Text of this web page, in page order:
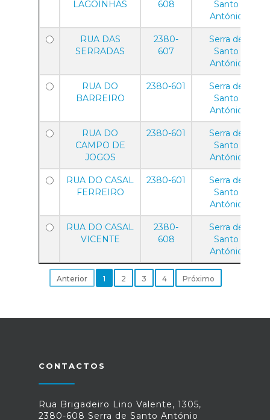
LAGOINHAS 608
Santo
António
RUA DAS
SERRADAS
2380-
607
Serra de
Santo
António
RUA DO
BARREIRO
2380-601
Serra de
Santo
António
RUA DO
CAMPO DE
JOGOS
2380-601
Serra de
Santo
António
RUA DO CASAL
FERREIRO
2380-601
Serra de
Santo
António
RUA DO CASAL
VICENTE
2380-
608
Serra de
Santo
António
Anterior 1 2 3 4 Próximo
CONTACTOS
Rua Brigadeiro Lino Valente, 1305,
2380-608 Serra de Santo António